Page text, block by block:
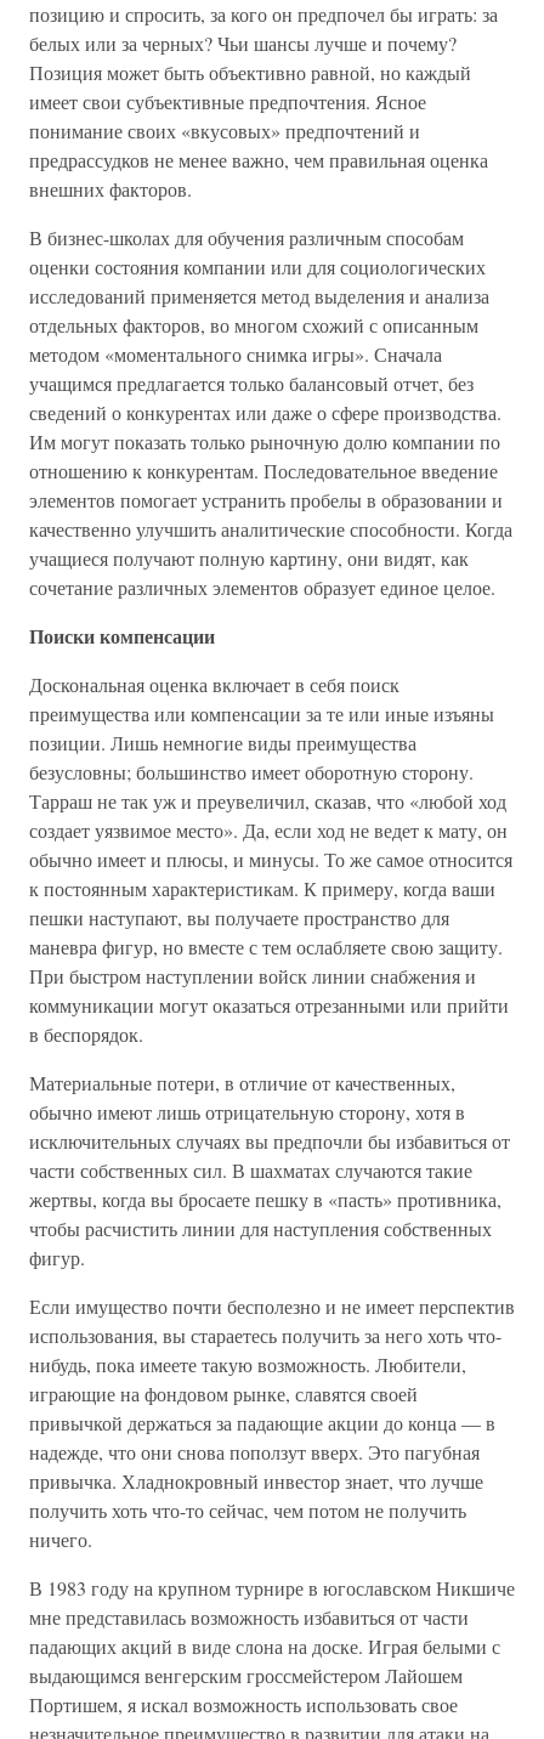
позицию и спросить, за кого он предпочел бы играть: за
белых или за черных? Чьи шансы лучше и почему?
Позиция может быть объективно равной, но каждый
имеет свои субъективные предпочтения. Ясное
понимание своих «вкусовых» предпочтений и
предрассудков не менее важно, чем правильная оценка
внешних факторов.
В бизнес-школах для обучения различным способам
оценки состояния компании или для социологических
исследований применяется метод выделения и анализа
отдельных факторов, во многом схожий с описанным
методом «моментального снимка игры». Сначала
учащимся предлагается только балансовый отчет, без
сведений о конкурентах или даже о сфере производства.
Им могут показать только рыночную долю компании по
отношению к конкурентам. Последовательное введение
элементов помогает устранить пробелы в образовании и
качественно улучшить аналитические способности. Когда
учащиеся получают полную картину, они видят, как
сочетание различных элементов образует единое целое.
Поиски компенсации
Доскональная оценка включает в себя поиск
преимущества или компенсации за те или иные изъяны
позиции. Лишь немногие виды преимущества
безусловны; большинство имеет оборотную сторону.
Тарраш не так уж и преувеличил, сказав, что «любой ход
создает уязвимое место». Да, если ход не ведет к мату, он
обычно имеет и плюсы, и минусы. То же самое относится
к постоянным характеристикам. К примеру, когда ваши
пешки наступают, вы получаете пространство для
маневра фигур, но вместе с тем ослабляете свою защиту.
При быстром наступлении войск линии снабжения и
коммуникации могут оказаться отрезанными или прийти
в беспорядок.
Материальные потери, в отличие от качественных,
обычно имеют лишь отрицательную сторону, хотя в
исключительных случаях вы предпочли бы избавиться от
части собственных сил. В шахматах случаются такие
жертвы, когда вы бросаете пешку в «пасть» противника,
чтобы расчистить линии для наступления собственных
фигур.
Если имущество почти бесполезно и не имеет перспектив
использования, вы стараетесь получить за него хоть что-
нибудь, пока имеете такую возможность. Любители,
играющие на фондовом рынке, славятся своей
привычкой держаться за падающие акции до конца — в
надежде, что они снова поползут вверх. Это пагубная
привычка. Хладнокровный инвестор знает, что лучше
получить хоть что-то сейчас, чем потом не получить
ничего.
В 1983 году на крупном турнире в югославском Никшиче
мне представилась возможность избавиться от части
падающих акций в виде слона на доске. Играя белыми с
выдающимся венгерским гроссмейстером Лайошем
Портишем, я искал возможность использовать свое
незначительное преимущество в развитии для атаки на